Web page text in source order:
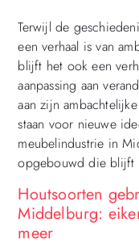
Terwijl de
een verhaal is van
blijft het ook een
aanpassing aan
aan zijn
staan voor nieuwe
meubelindustrie in
opgebouwd die blijft
Houtsoorten
Middelburg:
meer